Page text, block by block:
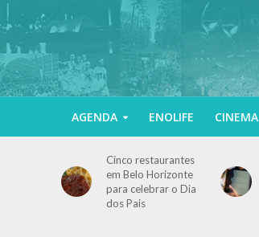
AGENDA ENOLIFE CINEMA
Cinco restaurantes
em Belo Horizonte
para celebrar o Dia
dos Pais